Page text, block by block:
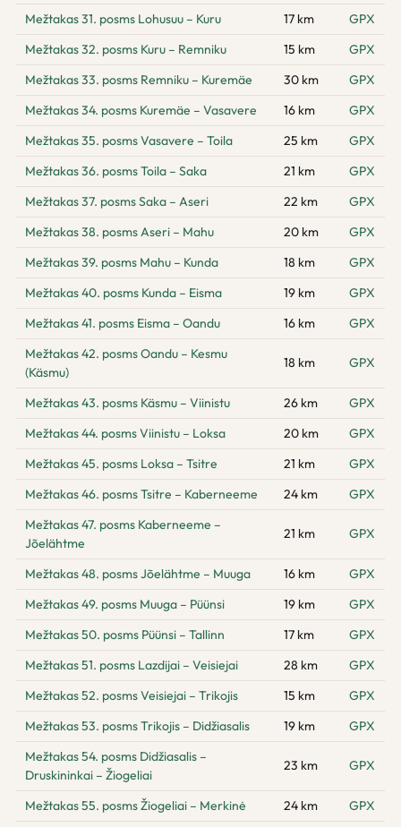
Mežtakas 31. posms Lohusuu – Kuru 17 km
GPX
Mežtakas 32. posms Kuru – Remniku
15 km
GPX
Mežtakas 33. posms Remniku – Kuremäe
30 km
GPX
Mežtakas 34. posms Kuremäe – Vasavere
16 km
GPX
Mežtakas 35. posms Vasavere – Toila
25 km
GPX
Mežtakas 36. posms Toila – Saka
21 km
GPX
Mežtakas 37. posms Saka – Aseri
22 km
GPX
Mežtakas 38. posms Aseri – Mahu
20 km
GPX
Mežtakas 39. posms Mahu – Kunda
18 km
GPX
Mežtakas 40. posms Kunda – Eisma
19 km
GPX
Mežtakas 41. posms Eisma – Oandu
16 km
GPX
Mežtakas 42. posms Oandu – Kesmu
(Käsmu)
18 km GPX
Mežtakas 43. posms Käsmu – Viinistu 26 km
GPX
Mežtakas 44. posms Viinistu – Loksa
20 km
GPX
Mežtakas 45. posms Loksa – Tsitre
21 km
GPX
Mežtakas 46. posms Tsitre – Kaberneeme
24 km
GPX
Mežtakas 47. posms Kaberneeme –
Jõelähtme
21 km GPX
Mežtakas 48. posms Jõelähtme – Muuga 16 km
GPX
Mežtakas 49. posms Muuga – Püünsi
19 km
GPX
Mežtakas 50. posms Püünsi – Tallinn
17 km
GPX
Mežtakas 51. posms Lazdijai – Veisiejai
28 km
GPX
Mežtakas 52. posms Veisiejai – Trikojis
15 km
GPX
Mežtakas 53. posms Trikojis – Didžiasalis
19 km
GPX
Mežtakas 54. posms Didžiasalis –
Druskininkai – Žiogeliai
23 km GPX
Mežtakas 55. posms Žiogeliai – Merkinė 24 km
GPX